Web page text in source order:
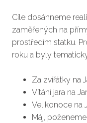
Cíle dosáhneme
zaměřených na
prostředím statku.
roku a byly
Za zvířátky na
Vítání jara na
Velikonoce na
Máj,